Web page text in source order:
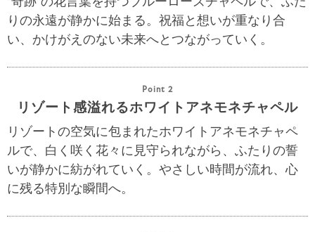
りの永遠が静かに始まる。祝福と想いが重なり合
い、かけがえのない未来へとつながっていく。
Point 2
リゾート感溢れるホワイトアネモネチャペル
リゾートの空気に包まれたホワイトアネモネチャペ
ルで、白く咲く花々に見守られながら、ふたりの誓
いが静かに紡がれていく。やさしい時間が流れ、心
に残る特別な瞬間へ。